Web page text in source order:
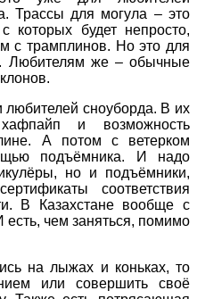
Трассы для могула – это
которых будет непросто,
с трамплинов. Но это для
Любителям же – обычные
любителей сноуборда. В их
и возможность
А потом с ветерком
подъёмника. И надо
но и подъёмники,
соответствия
В Казахстане вообще с
чем заняться, помимо
на лыжах и коньках, то
или совершить своё